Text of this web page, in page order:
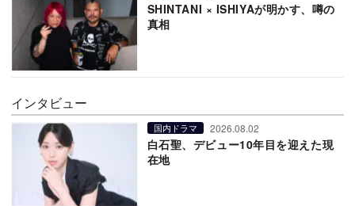
SHINTANI × ISHIYAが明かす、噂の
真相
インタビュー
国内ドラマ 2026.08.02
白石聖、デビュー10年目を迎えた現
在地